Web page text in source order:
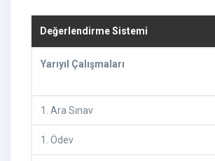
Değerlendirme Sistemi
Yarıyıl Çalışmaları
1 . Ara Sınav
1 . Ödev